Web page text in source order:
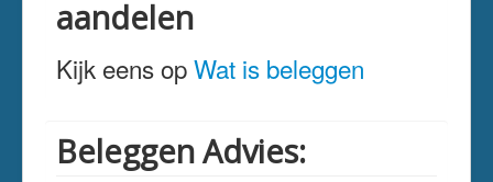
aandelen
Kijk eens opWat is beleggen
Beleggen Advies: